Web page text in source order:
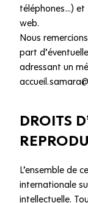
téléphones…)
web.
Nous
part
adressant un
DROITS
L’ensemble de
internationale
intellectuelle.